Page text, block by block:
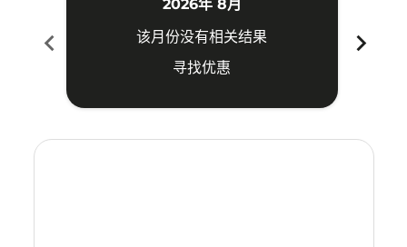
chevron_left
2026年 8月
该月份没有相关结果
寻找优惠
chevron_right